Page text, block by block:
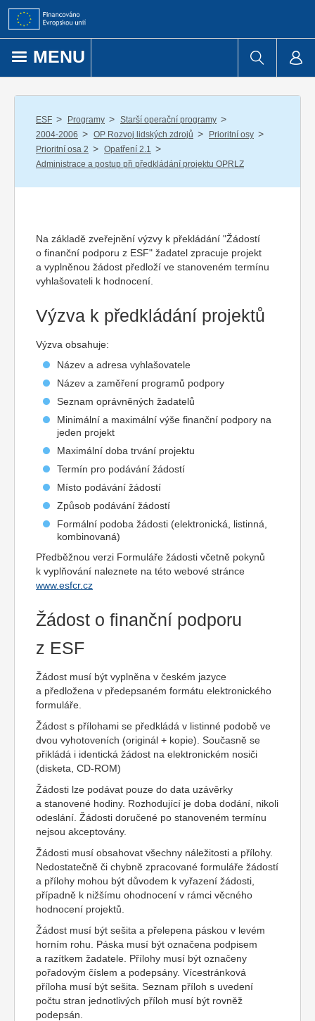
Přejít k obsahu
MENU
ESF / Programy / Starší operační programy /
2004-2006 / OP Rozvoj lidských zdrojů / Prioritní osy /
Prioritní osa 2 / Opatření 2.1 /
Administrace a postup při předkládání projektu OPRLZ
Na základě zveřejnění výzvy k překládání "Žádostí
o finanční podporu z ESF" žadatel zpracuje projekt
a vyplněnou žádost předloží ve stanoveném termínu
vyhlašovateli k hodnocení.
Výzva k předkládání projektů
Výzva obsahuje:
Název a adresa vyhlašovatele
Název a zaměření programů podpory
Seznam oprávněných žadatelů
Minimální a maximální výše finanční podpory na
jeden projekt
Maximální doba trvání projektu
Termín pro podávání žádostí
Místo podávání žádostí
Způsob podávání žádostí
Formální podoba žádosti (elektronická, listinná,
kombinovaná)
Předběžnou verzi Formuláře žádosti včetně pokynů
k vyplňování naleznete na této webové stránce
www.esfcr.cz
Žádost o finanční podporu
z ESF
Žádost musí být vyplněna v českém jazyce
a předložena v předepsaném formátu elektronického
formuláře.
Žádost s přílohami se předkládá v listinné podobě ve
dvou vyhotoveních (originál + kopie). Současně se
přikládá i identická žádost na elektronickém nosiči
(disketa, CD-ROM)
Žádosti lze podávat pouze do data uzávěrky
a stanovené hodiny. Rozhodující je doba dodání, nikoli
odeslání. Žádosti doručené po stanoveném termínu
nejsou akceptovány.
Žádosti musí obsahovat všechny náležitosti a přílohy.
Nedostatečně či chybně zpracované formuláře žádostí
a přílohy mohou být důvodem k vyřazení žádosti,
případně k nižšímu ohodnocení v rámci věcného
hodnocení projektů.
Žádost musí být sešita a přelepena páskou v levém
horním rohu. Páska musí být označena podpisem
a razítkem žadatele. Přílohy musí být označeny
pořadovým číslem a podepsány. Vícestránková
příloha musí být sešita. Seznam příloh s uvedení
počtu stran jednotlivých příloh musí být rovněž
podepsán.